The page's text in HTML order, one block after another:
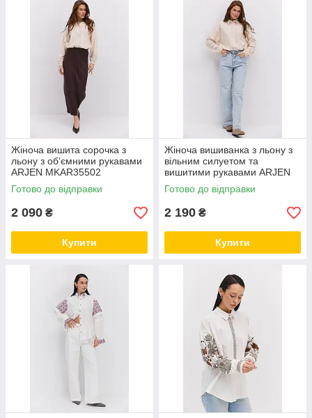
Жіноча вишита сорочка з
льону з об’ємними рукавами
ARJEN MKAR35502
Готово до відправки
2 090 ₴
Купити
Жіноча вишиванка з льону з
вільним силуетом та
вишитими рукавами ARJEN
MKAR35501
Готово до відправки
2 190 ₴
Купити